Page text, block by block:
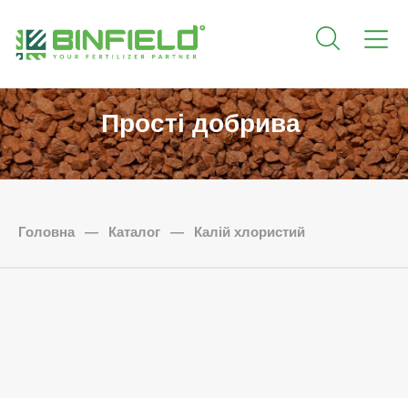
Прості добрива
Головна — Каталог — Калій хлористий